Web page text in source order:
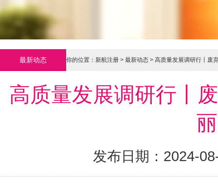
最新动态 你的位置： 新航注册 > 最新动态 > 高质量发展调研行丨废
高质量发展调研行丨
发布日期：2024-